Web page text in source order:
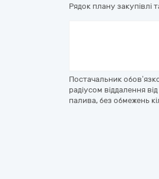
Рядок плану закупівлі
Постачальник
радіусом віддалення
палива, без обмежень